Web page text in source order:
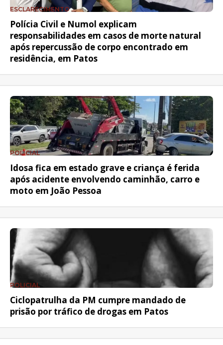
ESCLARECIMENTO
Polícia Civil e Numol explicam
responsabilidades em casos de morte natural
após repercussão de corpo encontrado em
residência, em Patos
POLICIAL
Idosa fica em estado grave e criança é ferida
após acidente envolvendo caminhão, carro e
moto em João Pessoa
POLICIAL
Ciclopatrulha da PM cumpre mandado de
prisão por tráfico de drogas em Patos